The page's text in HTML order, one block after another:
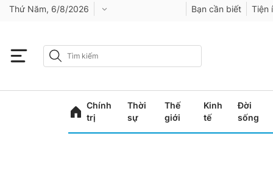
Thứ Năm, 6/8/2026 Bạn cần biết Tiện
Chính
trị
Thời
sự
Thế
giới
Kinh
tế
Đời
sống